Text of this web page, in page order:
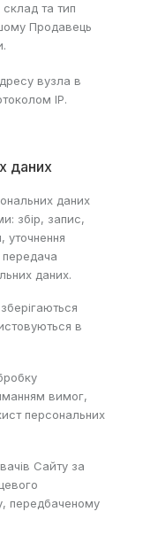
склад та тип
Продавець
вузла в
IP.
даних
даних
збір, запис,
уточнення
передача
даних.
в
вимог,
персональних
Сайту за
передбаченому